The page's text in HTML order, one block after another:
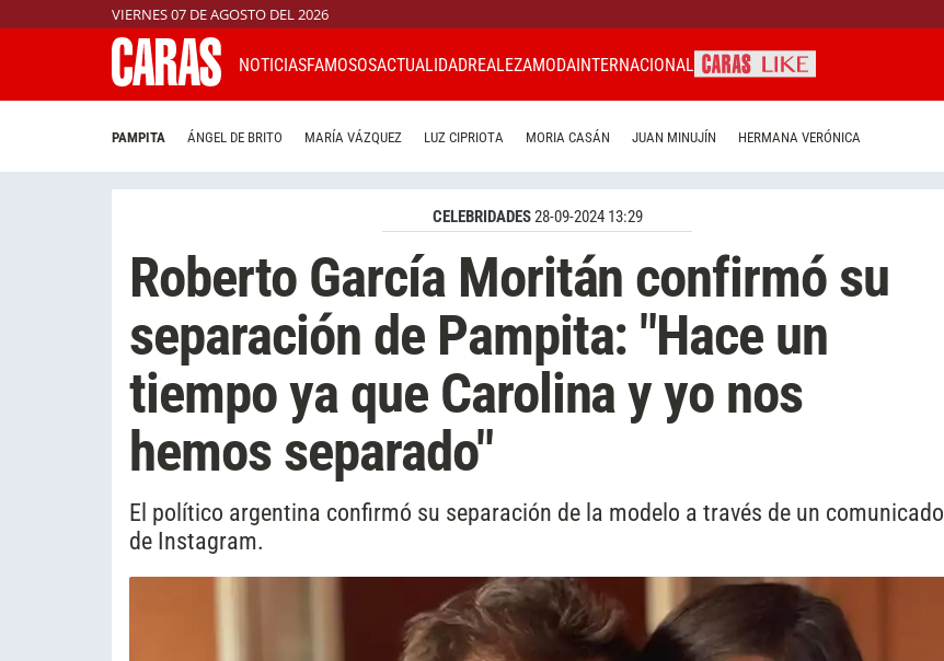
VIERNES 07 DE AGOSTO DEL 2026
NOTICIASFAMOSOSACTUALIDADREALEZAMODAINTERNACIONAL
PAMPITA ÁNGEL DE BRITO MARÍA VÁZQUEZ LUZ CIPRIOTA MORIA CASÁN JUAN MINUJÍN HERMANA VERÓNICA
CELEBRIDADES28-09-2024 13:29
Roberto García Moritán confirmó su
separación de Pampita: "Hace un
tiempo ya que Carolina y yo nos
hemos separado"
El político argentina confirmó su separación de la modelo a través de un comunicado
de Instagram.